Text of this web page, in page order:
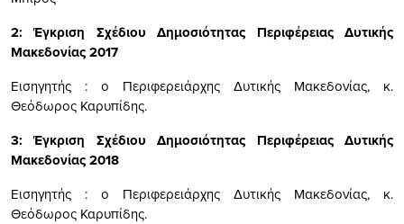
2: Έγκριση Σχέδιου Δημοσιότητας Περιφέρειας Δυτικής
Μακεδονίας 2017
Εισηγητής : ο Περιφερειάρχης Δυτικής Μακεδονίας, κ.
Θεόδωρος Καρυπίδης.
3:
Έγκριση Σχέδιου Δημοσιότητας Περιφέρειας Δυτικής
Μακεδονίας 2018
Εισηγητής : ο Περιφερειάρχης Δυτικής Μακεδονίας, κ.
Θεόδωρος Καρυπίδης.